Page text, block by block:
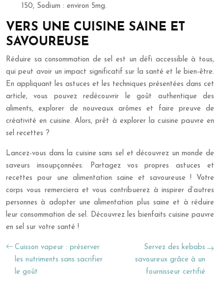
150, Sodium : environ 5mg.
VERS UNE CUISINE SAINE ET
SAVOUREUSE
Réduire sa consommation de sel est un défi accessible à tous,
qui peut avoir un impact significatif sur la santé et le bien-être.
En appliquant les astuces et les techniques présentées dans cet
article, vous pouvez redécouvrir le goût authentique des
aliments, explorer de nouveaux arômes et faire preuve de
créativité en cuisine. Alors, prêt à explorer la cuisine pauvre en
sel recettes ?
Lancez-vous dans la cuisine sans sel et découvrez un monde de
saveurs insoupçonnées. Partagez vos propres astuces et
recettes pour une alimentation saine et savoureuse ! Votre
corps vous remerciera et vous contribuerez à inspirer d’autres
personnes à adopter une alimentation plus saine et à réduire
leur consommation de sel. Découvrez les bienfaits cuisine pauvre
en sel sur votre santé !
Cuisson vapeur : préserver
les nutriments sans sacrifier
le goût
Servez des kebabs
savoureux grâce à un
fournisseur certifié